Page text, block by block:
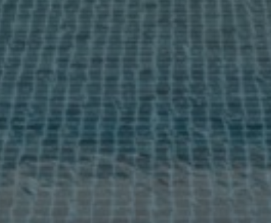
Media
Nieuws
Contact
Ik accepteer het cookiebeleid
en de algemene
voorwaarden.